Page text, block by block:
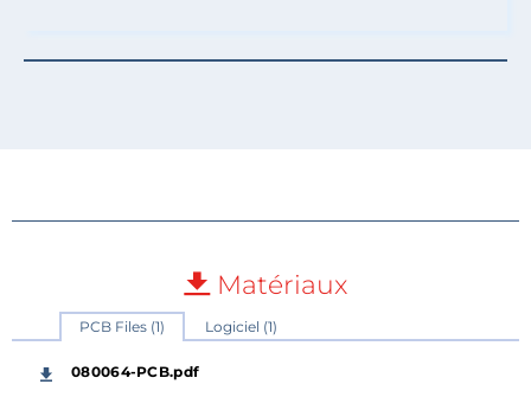
Matériaux
PCB Files (1) Logiciel (1)
080064-PCB.pdf